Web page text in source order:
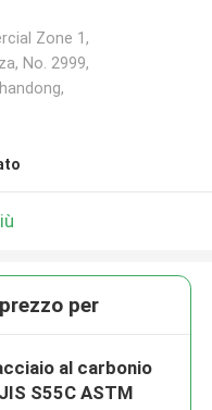
Zone 1,
No. 2999,
per
al carbonio
S55C ASTM